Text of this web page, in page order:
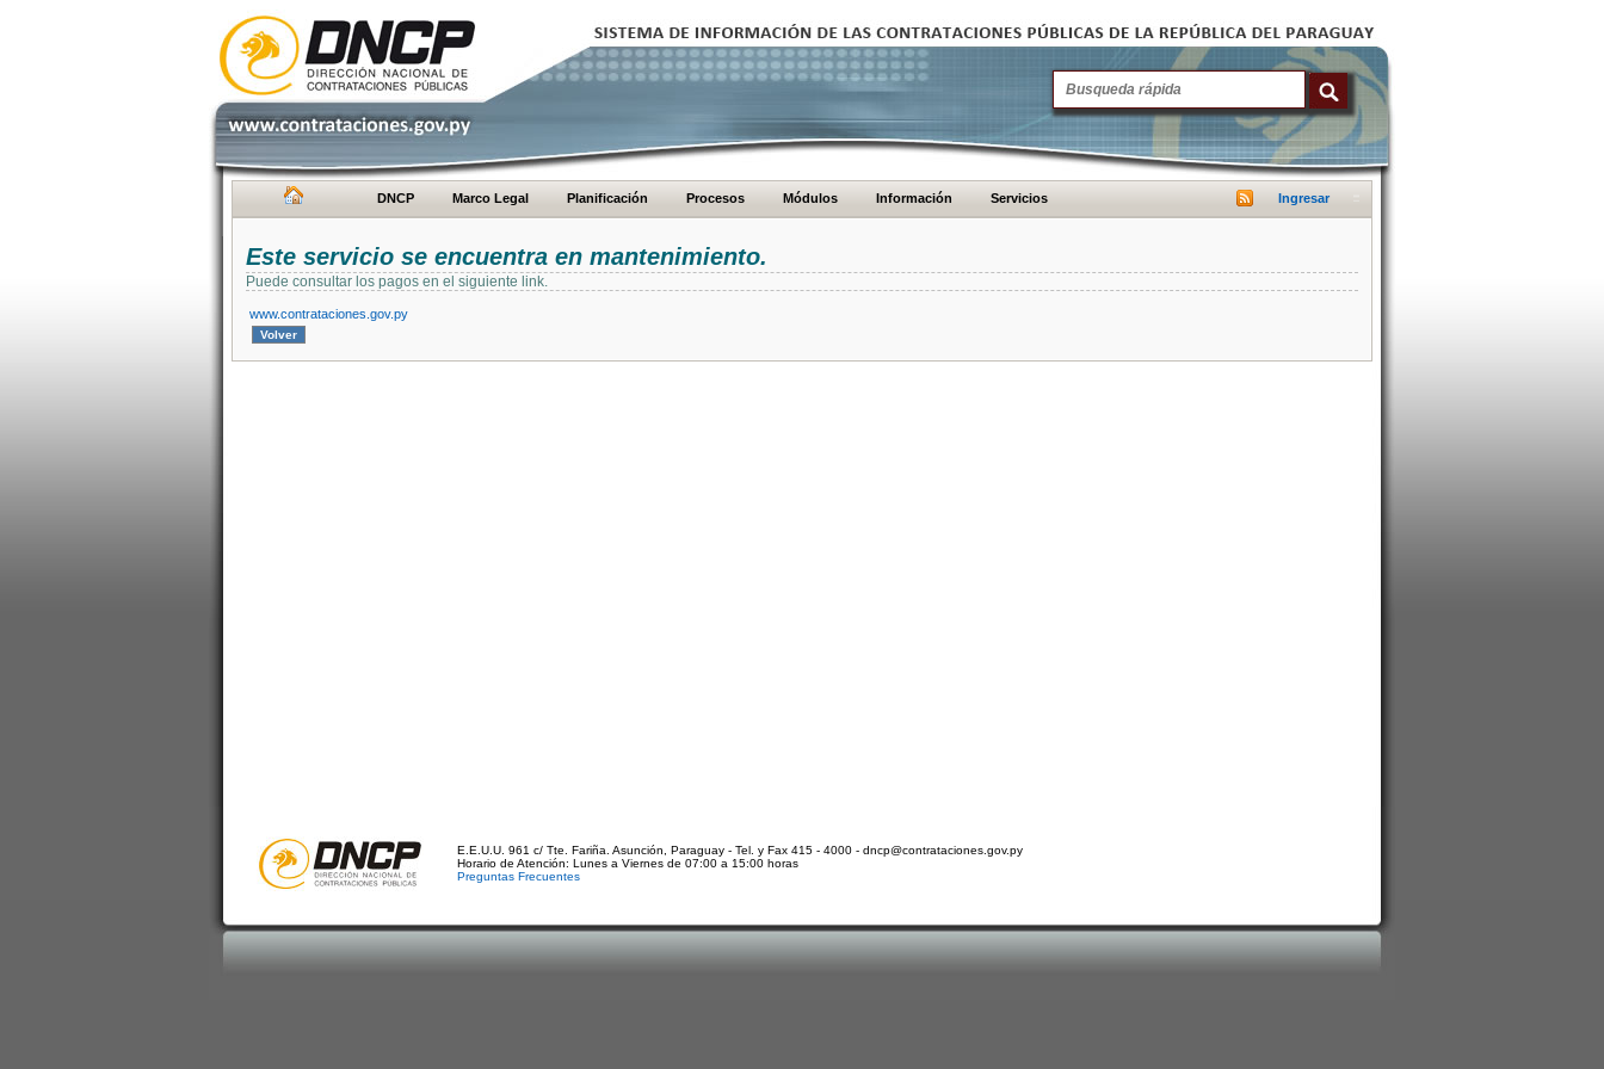
DNCP Marco Legal Planificación Procesos Módulos Información Servicios Ingresar
Este servicio se encuentra en mantenimiento.
Puede consultar los pagos en el siguiente link.
www.contrataciones.gov.py
E.E.U.U. 961 c/ Tte. Fariña. Asunción, Paraguay - Tel. y Fax 415 - 4000 - dncp@contrataciones.gov.py
Horario de Atención: Lunes a Viernes de 07:00 a 15:00 horas
Preguntas Frecuentes